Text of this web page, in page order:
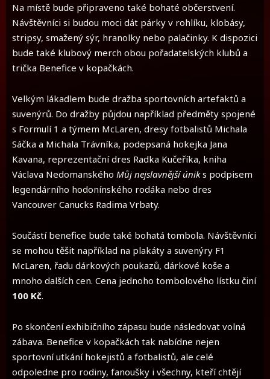
Na místě bude připraveno také bohaté občerstvení.
Návštěvníci si budou moci dát párky v rohlíku, klobásy,
stripsy, smažený sýr, hranolky nebo palačinky. K dispozici
bude také klubový merch obou pořadatelských klubů a
trička Benefice v kopačkách.
Velkým lákadlem bude dražba sportovních artefaktů a
suvenýrů. Do dražby půjdou například předměty spojené
s Formulí 1 a týmem McLaren, dresy fotbalistů Michala
Sáčka a Michala Trávníka, podepsaná hokejka Jana
Kavana, reprezentační dres Radka Kučeříka, kniha
Václava Nedomanského Můj nejslavnější úniks podpisem
legendárního hodonínského rodáka nebo dres
Vancouver Canucks Radima Vrbaty.
Součástí benefice bude také bohatá tombola. Návštěvníci
se mohou těšit například na plakáty a suvenýry F1
McLaren, řadu dárkových poukazů, dárkové koše a
mnoho dalších cen. Cena jednoho tombolového lístku činí
100 Kč.
Po skončení exhibičního zápasu bude následovat volná
zábava. Benefice v kopačkách tak nabídne nejen
sportovní utkání hokejistů a fotbalistů, ale celé
odpoledne pro rodiny, fanoušky i všechny, kteří chtějí